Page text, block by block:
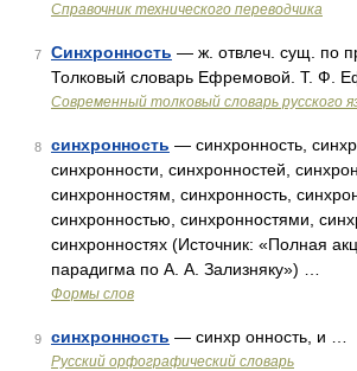
Справочник технического переводчика
7 Синхронность — ж. отвлеч. сущ. по
Толковый словарь Ефремовой. Т. Ф.
Современный толковый словарь русского
8 синхронность — синхронность,
синхронности, синхронностей,
синхронностям, синхронность,
синхронностью, синхронностями,
синхронностях (Источник: «Полная
парадигма по А. А. Зализняку») …
Формы слов
9 синхронность — синхр онность, и …
Русский орфографический словарь